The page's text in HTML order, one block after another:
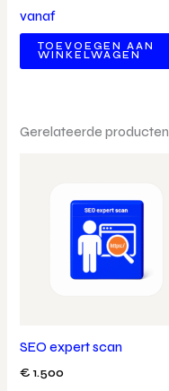
vanaf
TOEVOEGEN AAN
WINKELWAGEN
Gerelateerde producten
SEO expert scan
€ 1.500